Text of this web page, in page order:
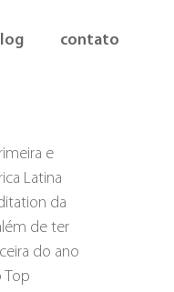
contato
e
Latina
da
de ter
do ano
Top